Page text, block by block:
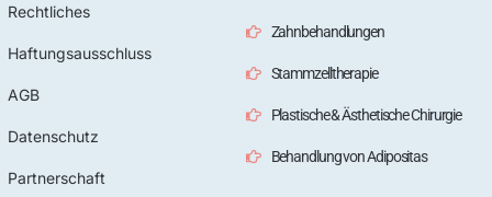
Rechtliches
Haftungsausschluss
AGB
Datenschutz
Partnerschaft
Zahnbehandlungen
Stammzelltherapie
Plastische & Ästhetische Chirurgie
Behandlung von Adipositas